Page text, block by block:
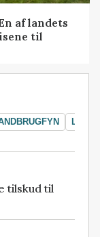
af landets
til
tilskud til